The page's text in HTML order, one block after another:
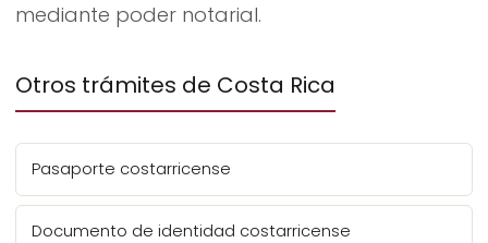
mediante poder notarial.
Otros trámites de Costa Rica
Pasaporte costarricense
Documento de identidad costarricense